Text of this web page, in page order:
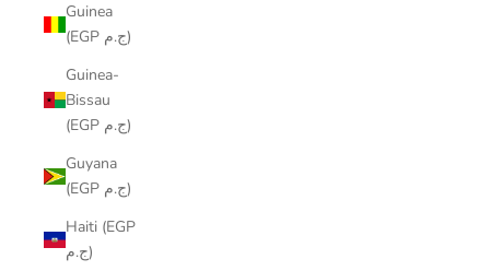
Guinea
(EGP ج.م)
Guinea-
Bissau
(EGP ج.م)
Guyana
(EGP ج.م)
Haiti (EGP
ج.م)